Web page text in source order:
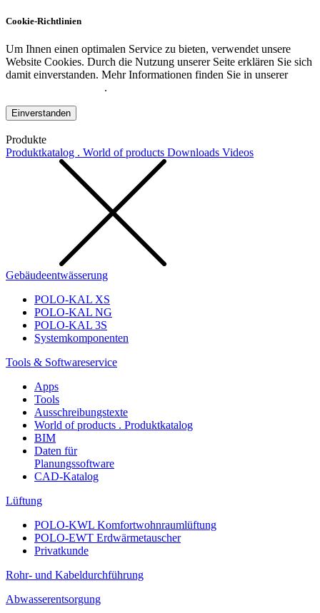
Cookie-Richtlinien
Um Ihnen einen optimalen Service zu bieten, verwendet unsere
Website Cookies. Durch die Nutzung unserer Seite erklären Sie sich
damit einverstanden. Mehr Informationen finden Sie in unserer
.
Einverstanden
Produkte
Produktkatalog . World of products Downloads Videos
Gebäudeentwässerung
POLO-KAL XS
POLO-KAL NG
POLO-KAL 3S
Systemkomponenten
Tools & Softwareservice
Apps
Tools
Ausschreibungstexte
World of products . Produktkatalog
BIM
Daten für
Planungssoftware
CAD-Katalog
Lüftung
POLO-KWL Komfortwohnraumlüftung
POLO-EWT Erdwärmetauscher
Privatkunde
Rohr- und Kabeldurchführung
Abwasserentsorgung